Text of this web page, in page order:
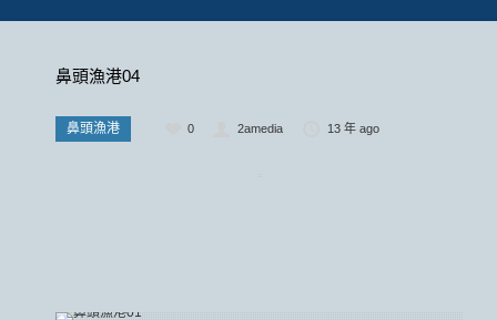
鼻頭漁港04
鼻頭漁港 0 2amedia 13 年 ago